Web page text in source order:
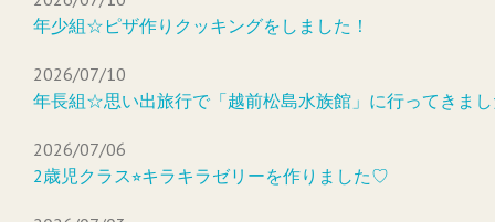
年少組☆ピザ作りクッキングをしました！
2026/07/10
年長組☆思い出旅行で「越前松島水族館」に行ってきま
2026/07/06
2歳児クラス⭐︎キラキラゼリーを作りました♡